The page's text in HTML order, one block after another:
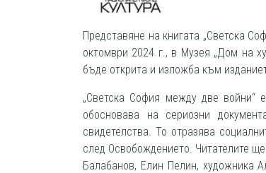
Представяне на книгата „Светска
октомври 2024 г., в Музея „Дом на
бъде открита и изложба към
„Светска София между две войни“
обосновава на сериозни
свидетелства. То отразява
след Освобождението. Читателите
Балабанов, Елин Пелин, художника